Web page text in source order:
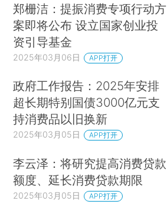
郑栅洁：提振消费专项行动方
案即将公布 设立国家创业投
资引导基金
2025年03月06日 APP打开
政府工作报告：2025年安排
超长期特别国债3000亿元支
持消费品以旧换新
2025年03月05日 APP打开
李云泽：将研究提高消费贷款
额度、延长消费贷款期限
2025年03月05日 APP打开